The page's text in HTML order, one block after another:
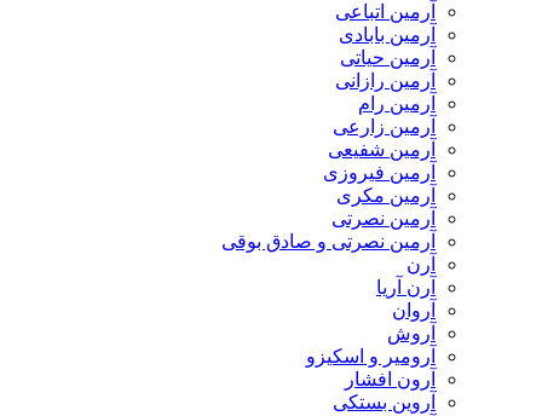
آرمین اتباعی
آرمین بابادی
آرمین حیاتی
آرمین رازانی
آرمین رام
آرمین زارعی
آرمین شفیعی
آرمین فیروزی
آرمین مکری
آرمین نصرتی
آرمین نصرتی و صادق بوقی
آرن
آرن آریا
آروان
آروش
آرومیر و اسکیزو
آرون افشار
آروین بستکی